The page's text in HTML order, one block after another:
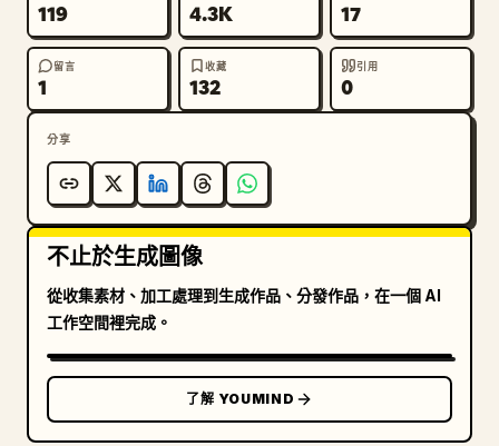
119 4.3K 17
留言
1
收藏
132
引用
0
分享
不止於生成圖像
從收集素材、加工處理到生成作品、分發作品，在一個 AI
工作空間裡完成。
了解 YOUMIND